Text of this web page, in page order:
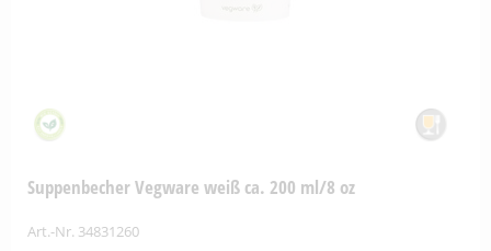
Suppenbecher Vegware weiß ca. 200 ml/8 oz
Art.-Nr. 34831260